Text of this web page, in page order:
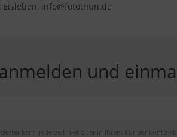
Eisleben, info@fotothun.de
und
kann jederzeit hier oder in Ihrem Kundenkonto